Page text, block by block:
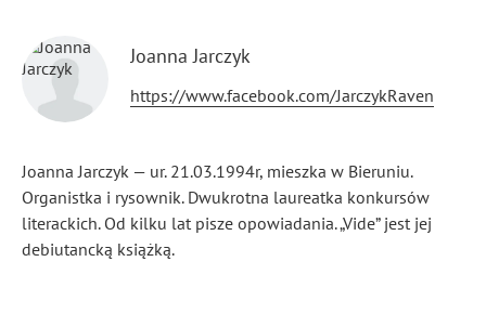
Joanna Jarczyk
https://www.facebook.com/JarczykRaven
Joanna Jarczyk — ur. 21.03.1994r, mieszka w Bieruniu.
Organistka i rysownik. Dwukrotna laureatka konkursów
literackich. Od kilku lat pisze opowiadania. „Vide” jest jej
debiutancką książką.